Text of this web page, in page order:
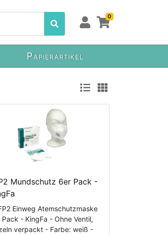
0
Papierartikel
Mundschutz 6er Pack -
Einweg Atemschutzmaske
Pack - KingFa - Ohne Ventil,
verpackt - Farbe: weiß -